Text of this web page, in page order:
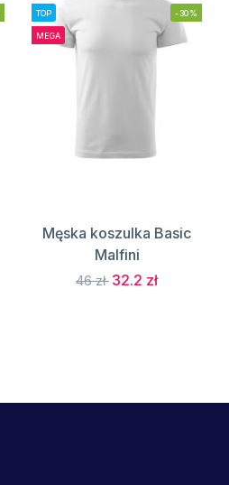
TOP
MEGA
-30%
Męska koszulka Basic
Malfini
46 zł 32.2 zł